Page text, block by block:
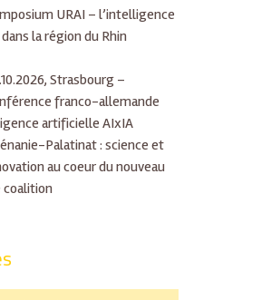
URAI – l’intelligence
la région du Rhin
Strasbourg –
franco-allemande
artificielle AIxIA
Palatinat : science et
au coeur du nouveau